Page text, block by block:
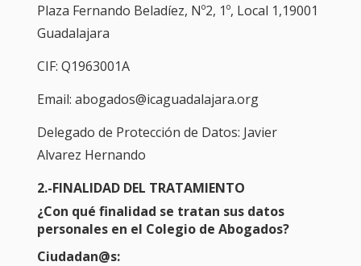
Plaza Fernando Beladíez, Nº2, 1º, Local 1,19001
Guadalajara
CIF: Q1963001A
Email: abogados@icaguadalajara.org
Delegado de Protección de Datos: Javier
Alvarez Hernando
2.-FINALIDAD DEL TRATAMIENTO
¿Con qué finalidad se tratan sus datos
personales en el Colegio de Abogados?
Ciudadan@s: